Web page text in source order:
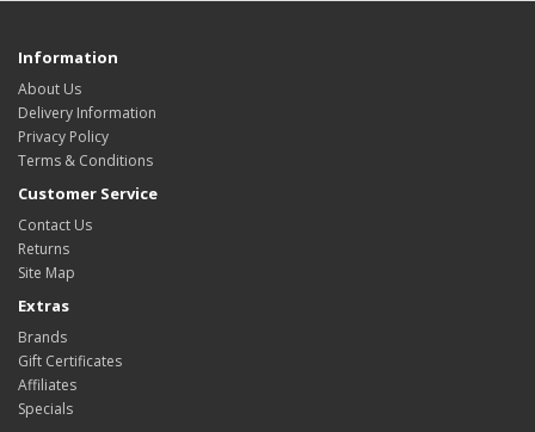
Information
About Us
Delivery Information
Privacy Policy
Terms & Conditions
Customer Service
Contact Us
Returns
Site Map
Extras
Brands
Gift Certificates
Affiliates
Specials